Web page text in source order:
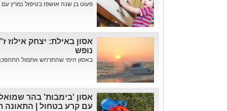
פעוט בן שנה אושפז בטיפול נמרץ עם כוויות דרגה 3
אסון באילת: יצחק אילוז
נופש
באסון הימי שהתרחש אתמול התהפכה
אסון 'בימבות' בהר
עם קרע בטחול | התאונה